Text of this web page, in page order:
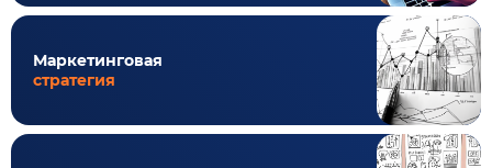
Маркетинговая
стратегия